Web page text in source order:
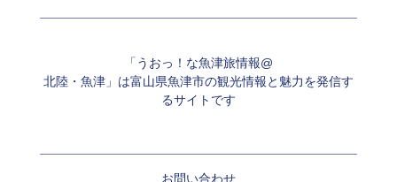
「うおっ！な魚津旅情報@
北陸・魚津」は富山県魚津市の観光情報と魅力を発信す
るサイトです
お問い合わせ